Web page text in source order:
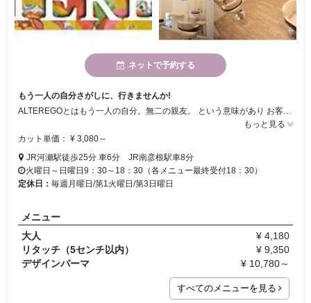
ネットで予約する
もう一人の自分さがしに、行きませんか!
もっと見る
カット単価： ¥ 3,080～
JR河瀬駅徒歩25分 車6分 JR南彦根駅車8分
火曜日～日曜日9：30～18：30（各メニュー最終受付18：30）
定休日： 毎週月曜日/第1火曜日/第3日曜日
メニュー
大人
¥ 4,180
リタッチ（5センチ以内）
¥ 9,350
デザインパーマ
¥ 10,780～
すべてのメニューを見る